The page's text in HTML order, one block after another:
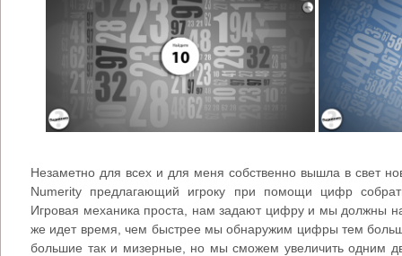
Незаметно для всех и для меня собственно вышла в свет
Numerity предлагающий игроку при помощи цифр
Игровая механика проста, нам задают цифру и мы должны
же идет время, чем быстрее мы обнаружим цифры тем
большие так и мизерные, но мы сможем увеличить одним